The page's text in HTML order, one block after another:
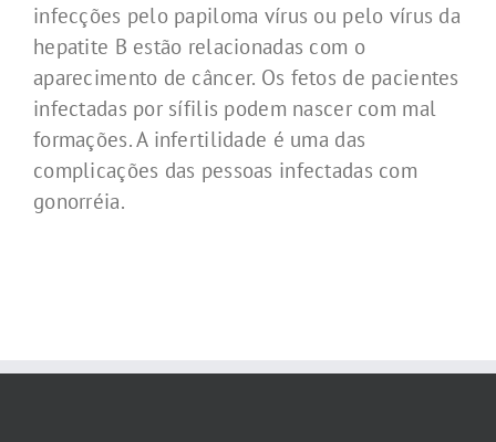
infecções pelo papiloma vírus ou pelo vírus da
hepatite B estão relacionadas com o
aparecimento de câncer. Os fetos de pacientes
infectadas por sífilis podem nascer com mal
formações. A infertilidade é uma das
complicações das pessoas infectadas com
gonorréia.